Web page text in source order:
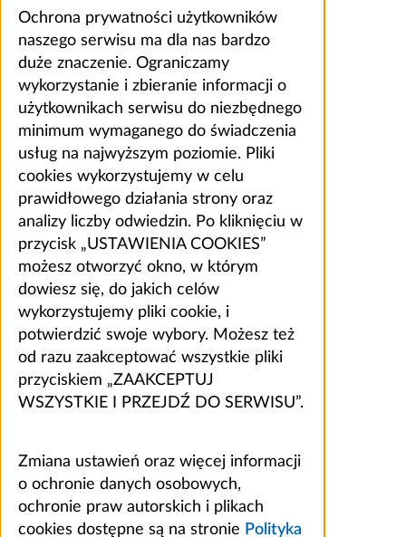
Ochrona prywatności użytkowników
naszego serwisu ma dla nas bardzo
duże znaczenie. Ograniczamy
wykorzystanie i zbieranie informacji o
użytkownikach serwisu do niezbędnego
minimum wymaganego do świadczenia
usług na najwyższym poziomie. Pliki
cookies wykorzystujemy w celu
prawidłowego działania strony oraz
analizy liczby odwiedzin. Po kliknięciu w
przycisk „USTAWIENIA COOKIES”
możesz otworzyć okno, w którym
dowiesz się, do jakich celów
wykorzystujemy pliki cookie, i
potwierdzić swoje wybory. Możesz też
od razu zaakceptować wszystkie pliki
przyciskiem „ZAAKCEPTUJ
WSZYSTKIE I PRZEJDŹ DO SERWISU”.
Zmiana ustawień oraz więcej informacji
o ochronie danych osobowych,
ochronie praw autorskich i plikach
cookies dostępne są na stronie Polityka